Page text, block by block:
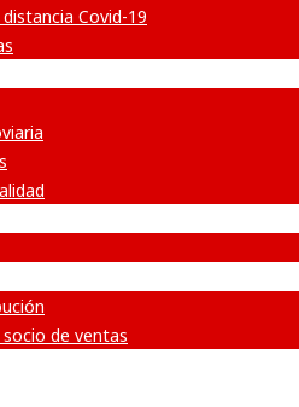
Covid-19
de ventas